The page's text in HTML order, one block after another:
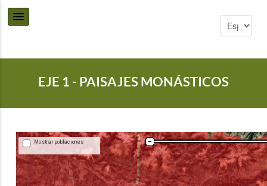
EJE 1 - PAISAJES MONÁSTICOS